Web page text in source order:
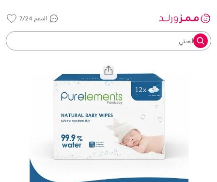
الدعم 7/24
ابحثي